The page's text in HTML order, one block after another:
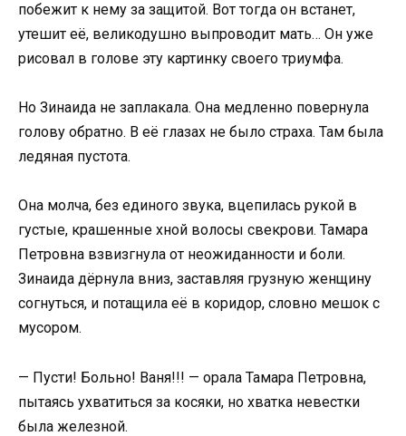
побежит к нему за защитой. Вот тогда он встанет,
утешит её, великодушно выпроводит мать… Он уже
рисовал в голове эту картинку своего триумфа.
Но Зинаида не заплакала. Она медленно повернула
голову обратно. В её глазах не было страха. Там была
ледяная пустота.
Она молча, без единого звука, вцепилась рукой в
густые, крашенные хной волосы свекрови. Тамара
Петровна взвизгнула от неожиданности и боли.
Зинаида дёрнула вниз, заставляя грузную женщину
согнуться, и потащила её в коридор, словно мешок с
мусором.
— Пусти! Больно! Ваня!!! — орала Тамара Петровна,
пытаясь ухватиться за косяки, но хватка невестки
была железной.